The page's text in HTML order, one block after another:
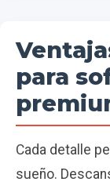
para
Cada detalle
sueño.